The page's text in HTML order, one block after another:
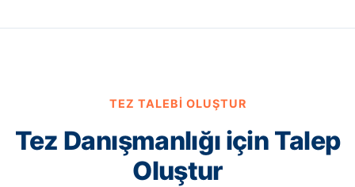
TEZ TALEBI OLUŞTUR
Tez Danışmanlığı için Talep
Oluştur